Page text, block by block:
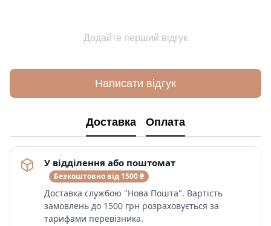
Додайте перший відгук
Написати відгук
Доставка Оплата
У відділення або поштомат
Безкоштовно від 1500 ₴
Доставка службою "Нова Пошта". Вартість
замовлень до 1500 грн розраховується за
тарифами перевізника.